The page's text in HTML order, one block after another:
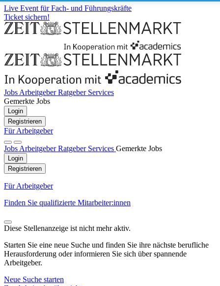
Live Event für Fach- und Führungskräfte
Ticket sichern!
Jobs ArbeitgeberRatgeber Services
Gemerkte Jobs
Login
Registrieren
Für Arbeitgeber
Jobs ArbeitgeberRatgeber Services Gemerkte Jobs
Login
Registrieren
Für Arbeitgeber
Finden Sie qualifizierte Mitarbeiter:innen
Diese Stellenanzeige ist nicht mehr aktiv.
Starten Sie eine neue Suche und finden Sie ihre nächste berufliche
Herausforderung oder informieren Sie sich über spannende
Arbeitgeber.
Neue Suche starten